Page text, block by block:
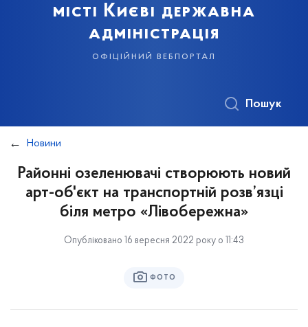
місті Києві державна
адміністрація
офіційний вебпортал
Пошук
Новини
Районні озеленювачі створюють новий
арт-об'єкт на транспортній розв’язці
біля метро «Лівобережна»
Опубліковано 16 вересня 2022 року о 11:43
ФОТО